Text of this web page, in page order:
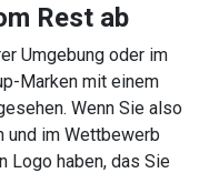
Rest ab
Umgebung oder im
Marken mit einem
Wenn Sie also
und im Wettbewerb
Logo haben, das Sie